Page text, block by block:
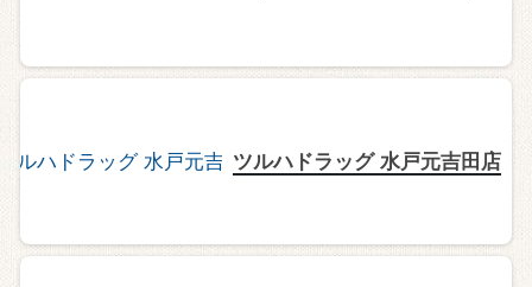
ツルハドラッグ 水戸元吉田店